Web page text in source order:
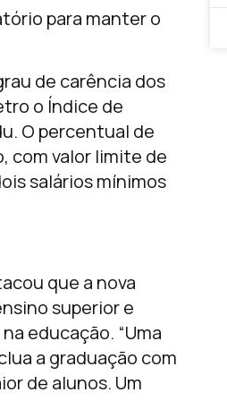
para manter o
de carência dos
o Índice de
O percentual de
com valor limite de
salários mínimos
que a nova
superior e
educação. “Uma
a graduação com
de alunos. Um